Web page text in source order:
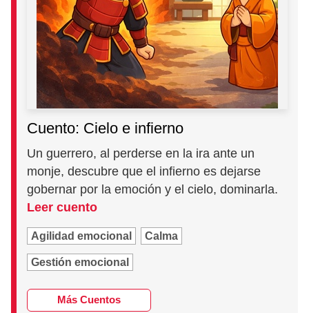
Cuento: Cielo e infierno
Un guerrero, al perderse en la ira ante un
monje, descubre que el infierno es dejarse
gobernar por la emoción y el cielo, dominarla.
Leer cuento
Agilidad emocional Calma
Gestión emocional
Más Cuentos